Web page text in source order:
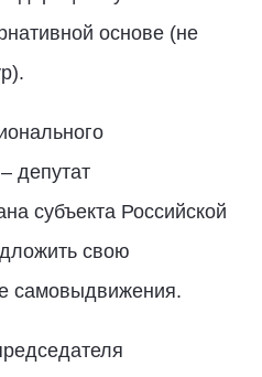
основе (не
депутат
субъекта Российской
свою
самовыдвижения.